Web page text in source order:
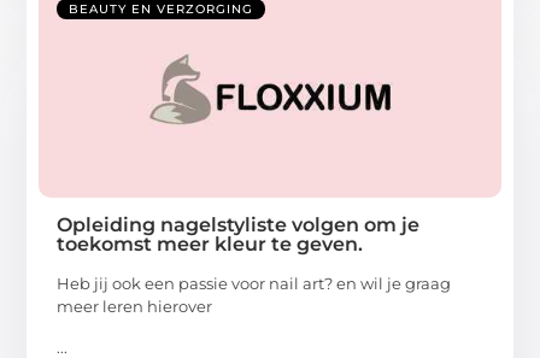
BEAUTY EN VERZORGING
Opleiding nagelstyliste volgen om je
toekomst meer kleur te geven.
Heb jij ook een passie voor nail art? en wil je graag
meer leren hierover
...